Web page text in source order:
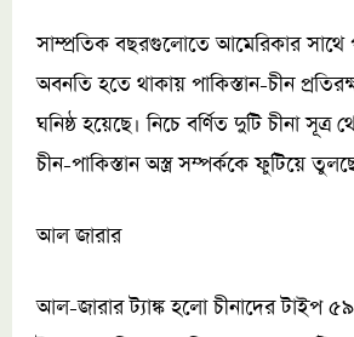
সাম্প্রতিক বছরগুলোতে আমেরিকার সাথে
অবনতি হতে থাকায় পাকিস্তান-চীন
ঘনিষ্ঠ হয়েছে। নিচে বর্ণিত দুটি চীনা সূত্র
চীন-পাকিস্তান অস্ত্র সম্পর্ককে ফুটিয়ে
আল জারার
আল-জারার ট্যাঙ্ক হলো চীনাদের টাইপ